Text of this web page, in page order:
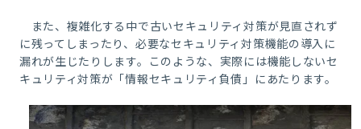
また、複雑化する中で古いセキュリティ対策が見直されず
に残ってしまったり、必要なセキュリティ対策機能の導入に
漏れが生じたりします。このような、実際には機能しないセ
キュリティ対策が「情報セキュリティ負債」にあたります。